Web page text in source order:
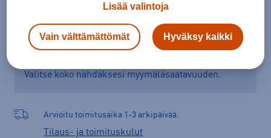
Verkkokauppa: SaatavillaMyymälät: Saatavilla
Valitse koko nähdäksesi myymäläsaatavuuden.
Arvioitu toimitusaika 1-3 arkipäivää.
Tilaus- ja toimituskulut
Lisää valintoja
Vain välttämättömät Hyväksy kaikki